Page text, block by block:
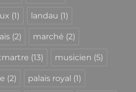
(1) landau (1)
(2) marché (2)
(13) musicien (5)
(2) palais royal (1)